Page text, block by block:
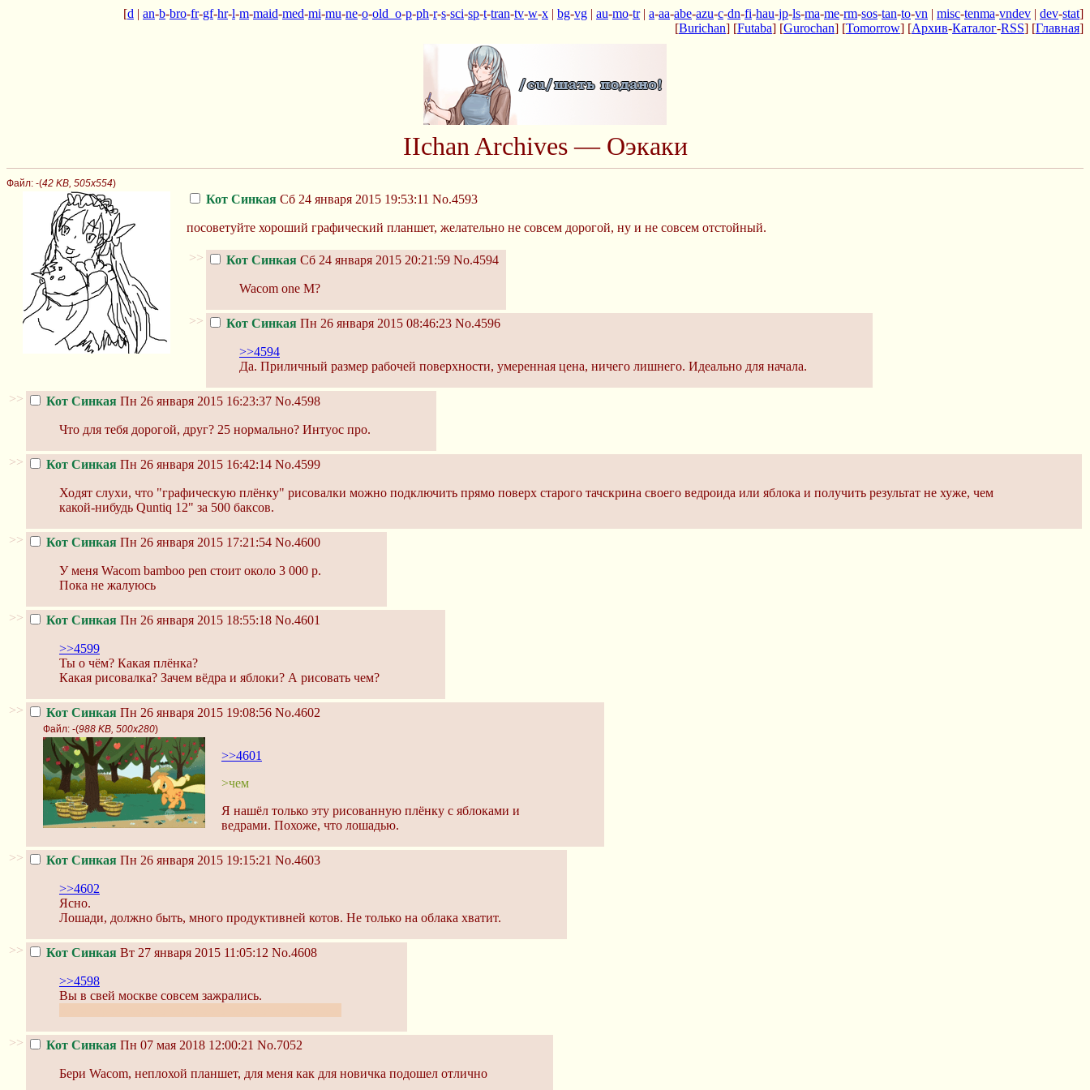
[d | an-b-bro-fr-gf-hr-l-m-maid-med-mi-mu-ne-o-old_o-p-ph-r-s-sci-sp-t-tran-tv-w-x | bg-vg | au-mo-tr| a-aa-abe-azu-c-dn-fi-hau-jp-ls-ma-me-rm-sos-tan-to-vn | misc-tenma-vndev | dev-stat]
[Burichan] [Futaba] [Gurochan] [Tomorrow] [Архив-Каталог-RSS] [Главная]
IIchan Archives — Оэкаки
Файл: -(42 KB, 505x554)
Кот Синкая Сб 24 января 2015 19:53:11 No.4593
посоветуйте хороший графический планшет, желательно не совсем дорогой, ну и не совсем отстойный.
>> Кот Синкая Сб 24 января 2015 20:21:59 No.4594
Wacom one M?
>> Кот Синкая Пн 26 января 2015 08:46:23 No.4596
>>4594
Да. Приличный размер рабочей поверхности, умеренная цена, ничего лишнего. Идеально для начала.
>> Кот Синкая Пн 26 января 2015 16:23:37 No.4598
Что для тебя дорогой, друг? 25 нормально? Интуос про.
>> Кот Синкая Пн 26 января 2015 16:42:14 No.4599
Ходят слухи, что "графическую плёнку" рисовалки можно подключить прямо поверх старого тачскрина своего ведроида или яблока и получить результат не хуже, чем
какой-нибудь Quntiq 12" за 500 баксов.
>> Кот Синкая Пн 26 января 2015 17:21:54 No.4600
У меня Wacom bamboo pen стоит около 3 000 р.
Пока не жалуюсь
>> Кот Синкая Пн 26 января 2015 18:55:18 No.4601
>>4599
Ты о чём? Какая плёнка?
Какая рисовалка? Зачем вёдра и яблоки? А рисовать чем?
>> Кот Синкая Пн 26 января 2015 19:08:56 No.4602
Файл: -(988 KB, 500x280)
>>4601
>чем
Я нашёл только эту рисованную плёнку с яблоками и
ведрами. Похоже, что лошадью.
>> Кот Синкая Пн 26 января 2015 19:15:21 No.4603
>>4602
Ясно.
Лошади, должно быть, много продуктивней котов. Не только на облака хватит.
>> Кот Синкая Вт 27 января 2015 11:05:12 No.4608
>>4598
Вы в свей москве совсем зажрались.
>> Кот Синкая Пн 07 мая 2018 12:00:21 No.7052
Бери Wacom, неплохой планшет, для меня как для новичка подошел отлично